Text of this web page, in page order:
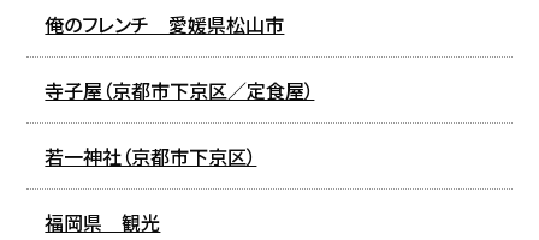
俺のフレンチ 愛媛県松山市
寺子屋（京都市下京区／定食屋）
若一神社（京都市下京区）
福岡県 観光